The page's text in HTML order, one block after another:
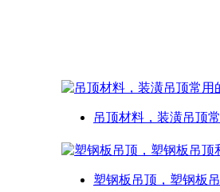
吊顶材料，装潢吊顶常
塑钢板吊顶，塑钢板吊